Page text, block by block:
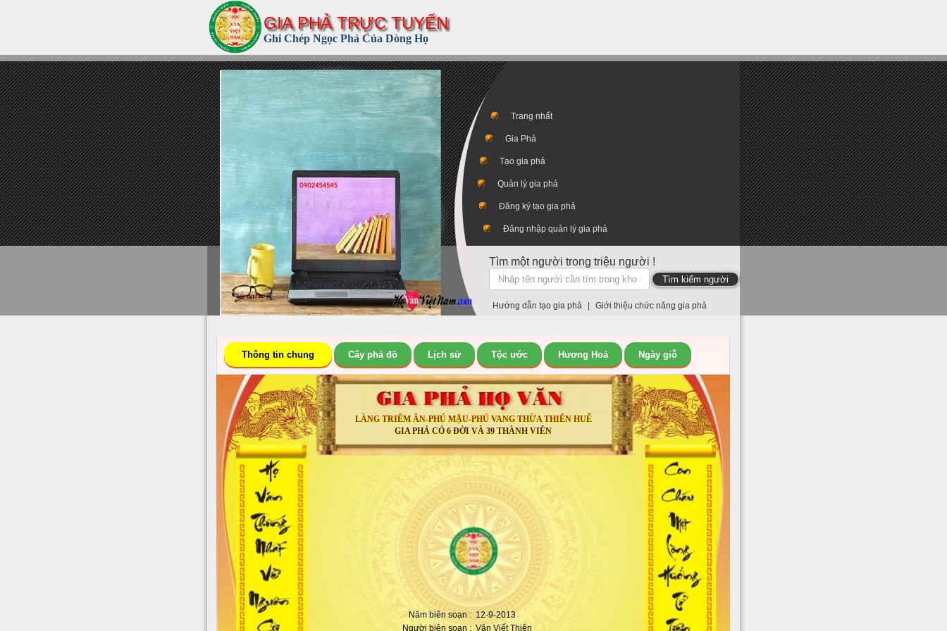
GIA PHẢ TRỰC TUYẾN
Ghi Chép Ngọc Phả Của Dòng Họ
Trang nhất
Gia Phả
Tạo gia phả
Quản lý gia phả
Đăng ký tạo gia phả
Đăng nhập quản lý gia phả
Tìm một người trong triệu người !
Hướng dẫn tạo gia phả | Giới thiệu chức năng gia phả
Thông tin chung Cây phả đồ Lịch sử Tộc ước Hương Hoả Ngày giỗ
LÀNG TRIÊM ÂN-PHÚ MẬU-PHÚ VANG THỪA THIÊN HUẾ
GIA PHẢ CÓ 6 ĐỜI VÀ 39 THÀNH VIÊN
Năm biên soạn : 12-9-2013
Người biên soạn : Văn Viết Thiện